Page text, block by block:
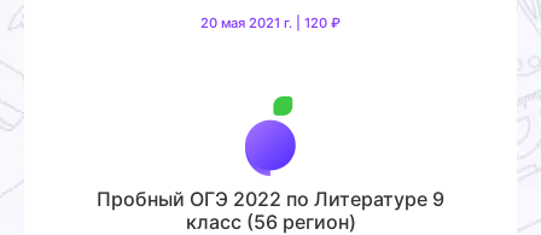
20 мая 2021 г. | 120 ₽
Пробный ОГЭ 2022 по Литературе 9
класс (56 регион)